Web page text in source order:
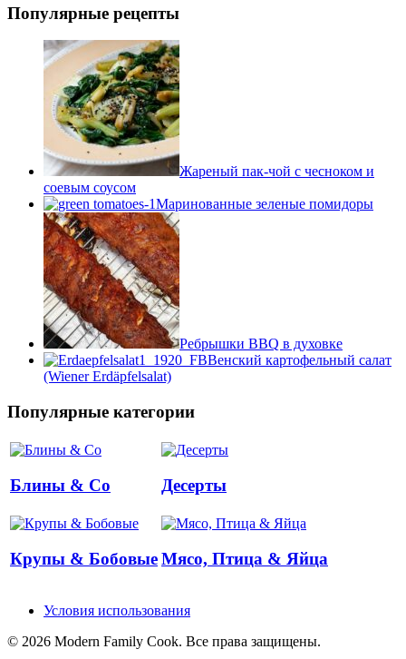
Популярные рецепты
Жареный пак-чой с чесноком и
соевым соусом
Маринованные зеленые помидоры
Ребрышки BBQ в духовке
Венский картофельный салат
(Wiener Erdäpfelsalat)
Популярные категории
Блины & Co Десерты
Крупы & БобовыеМясо, Птица & Яйца
Условия использования
© 2026 Modern Family Cook. Все права защищены.